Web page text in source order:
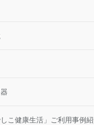
こ健康生活」ご利用事例